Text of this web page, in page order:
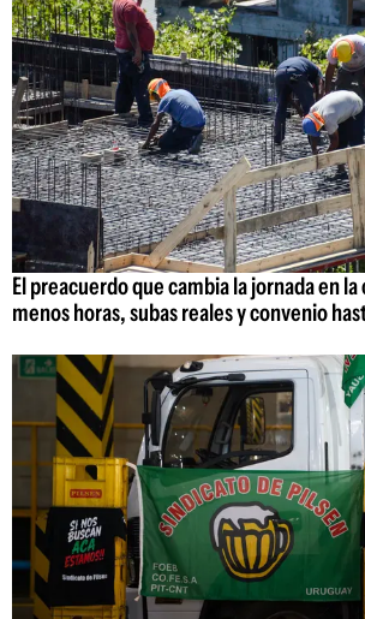
El preacuerdo que cambia la jornada en
menos horas, subas reales y convenio